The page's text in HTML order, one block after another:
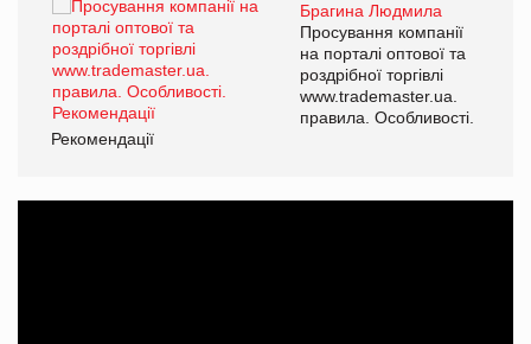
Брагина Людмила
Просування компанії
на порталі оптової та
роздрібної торгівлі
www.trademaster.ua.
правила. Особливості.
Рекомендації